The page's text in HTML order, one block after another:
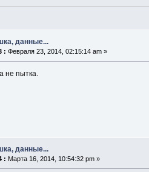
данные...
: Февраля 23, 2014, 02:15:14 am »
не пытка.
данные...
: Марта 16, 2014, 10:54:32 pm »